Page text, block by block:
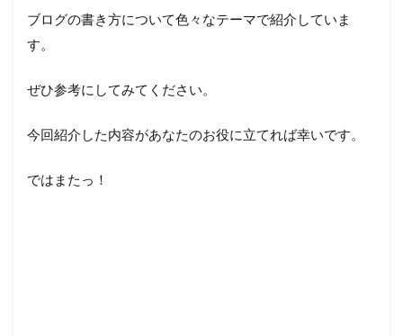
ブログの書き方について色々なテーマで紹介していま
す。
ぜひ参考にしてみてください。
今回紹介した内容があなたのお役に立てれば幸いです。
ではまたっ！